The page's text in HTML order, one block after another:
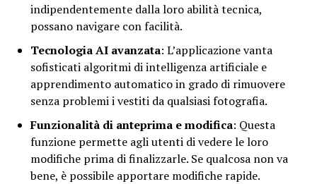
indipendentemente dalla loro abilità tecnica,
possano navigare con facilità.
Tecnologia AI avanzata: L’applicazione vanta
sofisticati algoritmi di intelligenza artificiale e
apprendimento automatico in grado di rimuovere
senza problemi i vestiti da qualsiasi fotografia.
Funzionalità di anteprima e modifica: Questa
funzione permette agli utenti di vedere le loro
modifiche prima di finalizzarle. Se qualcosa non va
bene, è possibile apportare modifiche rapide.